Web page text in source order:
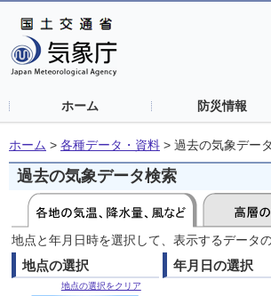
ホーム 防災情報
ホーム > 各種データ・資料 > 過去の気象デー
過去の気象データ検索
地点と年月日時を選択して、表示するデータ
地点の選択
地点の選択をクリア
年月日の選択